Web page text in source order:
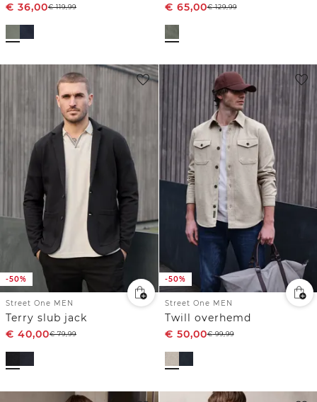
€ 36,00€119,99
€ 65,00€129,99
-50%
Street One MEN
Terry slub jack
€ 40,00€79,99
-50%
Street One MEN
Twill overhemd
€ 50,00€99,99